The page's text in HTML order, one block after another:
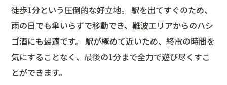
徒歩1分という圧倒的な好立地。 駅を出てすぐのため、
雨の日でも傘いらずで移動でき、難波エリアからのハシ
ゴ酒にも最適です。 駅が極めて近いため、終電の時間を
気にすることなく、最後の1分まで全力で遊び尽くすこ
とができます。